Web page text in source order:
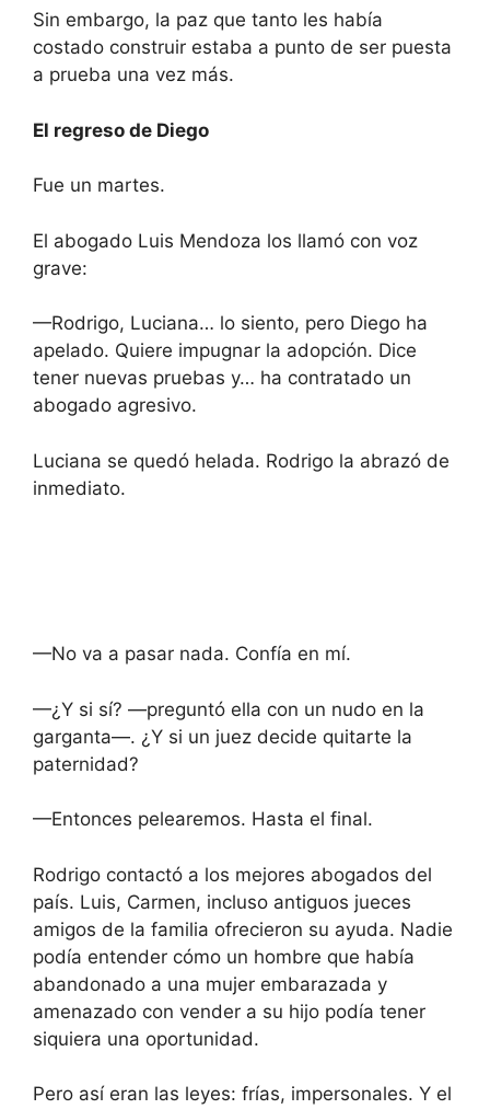
Sin embargo, la paz que tanto les había
costado construir estaba a punto de ser puesta
a prueba una vez más.
El regreso de Diego
Fue un martes.
El abogado Luis Mendoza los llamó con voz
grave:
—Rodrigo, Luciana… lo siento, pero Diego ha
apelado. Quiere impugnar la adopción. Dice
tener nuevas pruebas y… ha contratado un
abogado agresivo.
Luciana se quedó helada. Rodrigo la abrazó de
inmediato.
—No va a pasar nada. Confía en mí.
—¿Y si sí? —preguntó ella con un nudo en la
garganta—. ¿Y si un juez decide quitarte la
paternidad?
—Entonces pelearemos. Hasta el final.
Rodrigo contactó a los mejores abogados del
país. Luis, Carmen, incluso antiguos jueces
amigos de la familia ofrecieron su ayuda. Nadie
podía entender cómo un hombre que había
abandonado a una mujer embarazada y
amenazado con vender a su hijo podía tener
siquiera una oportunidad.
Pero así eran las leyes: frías, impersonales. Y el